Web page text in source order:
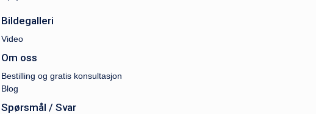
Bildegalleri
Video
Om oss
Bestilling og gratis konsultasjon
Blog
Spørsmål / Svar